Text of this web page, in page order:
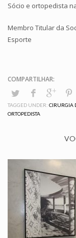
Sócio e ortopedista
Membro Titular da
Esporte
TAGGED UNDER: CIRURGIA
ORTOPEDISTA